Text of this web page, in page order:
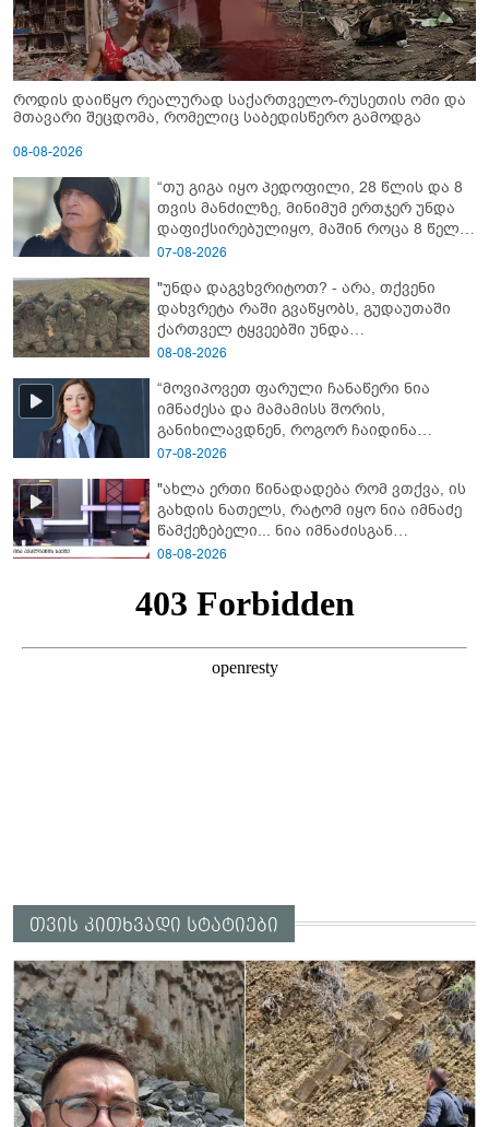
როდის დაიწყო რეალურად საქართველო-რუსეთის ომი და
მთავარი შეცდომა, რომელიც საბედისწერო გამოდგა
08-08-2026
“თუ გიგა იყო პედოფილი, 28 წლის და 8
თვის მანძილზე, მინიმუმ ერთჯერ უნდა
დაფიქსირებულიყო, მაშინ როცა 8 წელი
ამზადებდა მოსწავლეებს! - იპოვონ ერთი
ავიწროებდა” - ეკა კუპატაძე
07-08-2026
"უნდა დაგვხვრიტოთ? - არა, თქვენი
დახვრეტა რაში გვაწყობს, გუდაუთაში
ქართველ ტყვეებში უნდა
გადაგცვალოთ..."
08-08-2026
“მოვიპოვეთ ფარული ჩანაწერი ნია
იმნაძესა და მამამისს შორის,
განიხილავდნენ, როგორ ჩაიდინა
გაბაშვილმა დანაშაული” - რას ამბობს
07-08-2026
"ახლა ერთი წინადადება რომ ვთქვა, ის
გახდის ნათელს, რატომ იყო ნია იმნაძე
წამქეზებელი... ნია იმნაძისგან
გამოსული ინფორმაციაა ეს" - რას
08-08-2026
თვის კითხვადი სტატიები